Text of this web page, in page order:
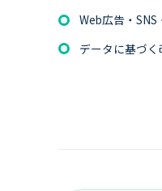
Web広告・
データに基づ